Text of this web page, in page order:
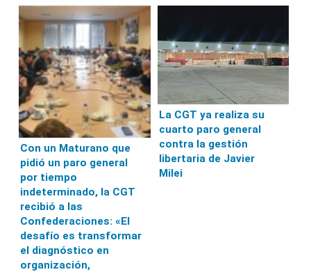
Con un Maturano que
pidió un paro general
por tiempo
indeterminado, la CGT
recibió a las
Confederaciones: «El
desafío es transformar
el diagnóstico en
organización,
La CGT ya realiza su
cuarto paro general
contra la gestión
libertaria de Javier
Milei